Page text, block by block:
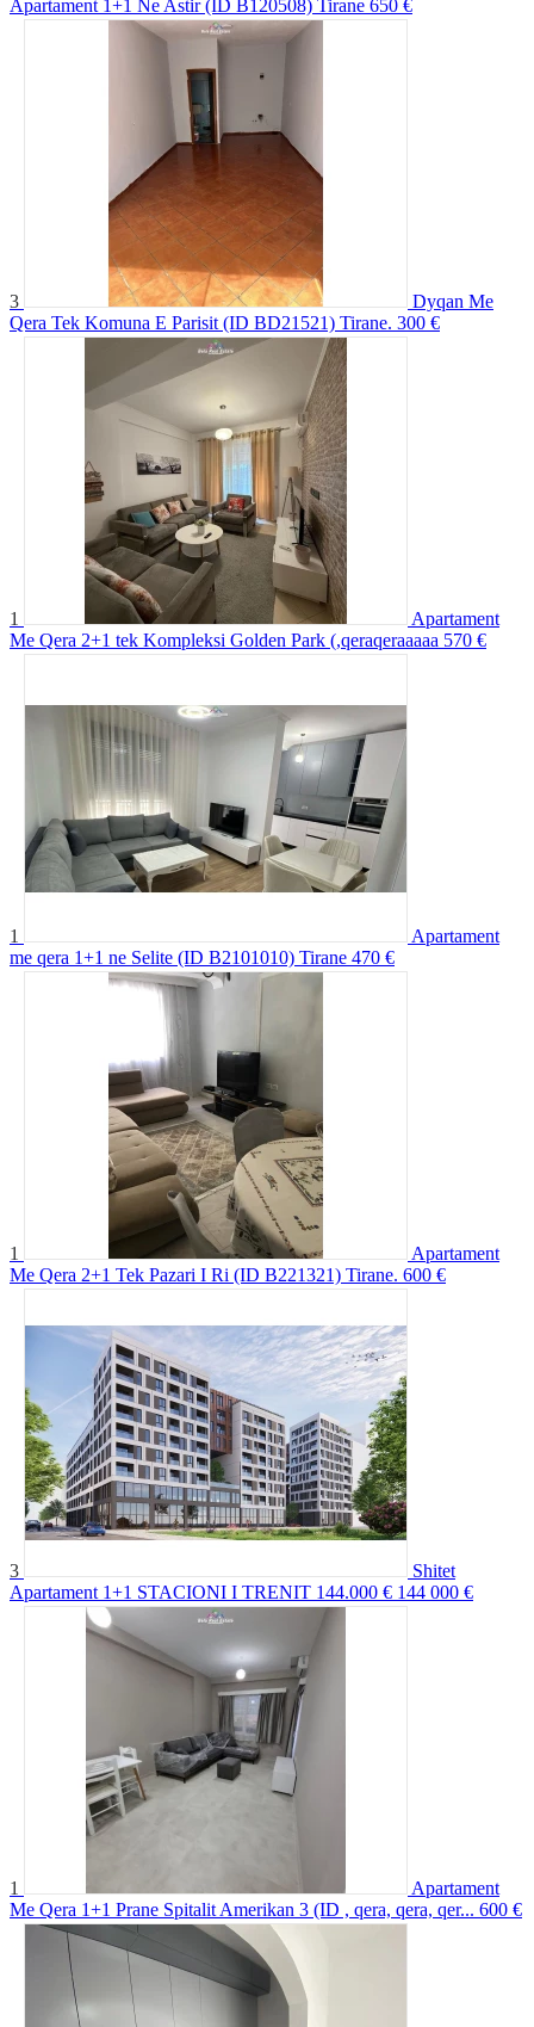
Apartament 1+1 Ne Astir (ID B120508) Tirane 650 €
3
Dyqan Me
Qera Tek Komuna E Parisit (ID BD21521) Tirane. 300 €
1
Apartament
Me Qera 2+1 tek Kompleksi Golden Park (,qeraqeraaaaa 570 €
1
Apartament
me qera 1+1 ne Selite (ID B2101010) Tirane 470 €
1
Apartament
Me Qera 2+1 Tek Pazari I Ri (ID B221321) Tirane. 600 €
3
Shitet
Apartament 1+1 STACIONI I TRENIT 144.000 € 144 000 €
1
Apartament
Me Qera 1+1 Prane Spitalit Amerikan 3 (ID , qera, qera, qer... 600 €